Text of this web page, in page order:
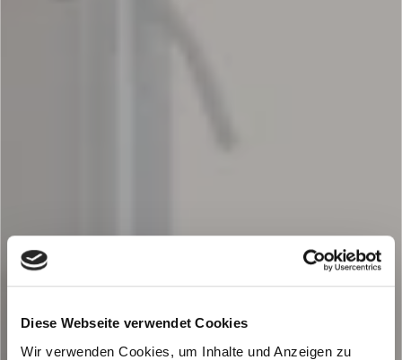
Diese Webseite verwendet Cookies
Wir verwenden Cookies, um Inhalte und Anzeigen zu